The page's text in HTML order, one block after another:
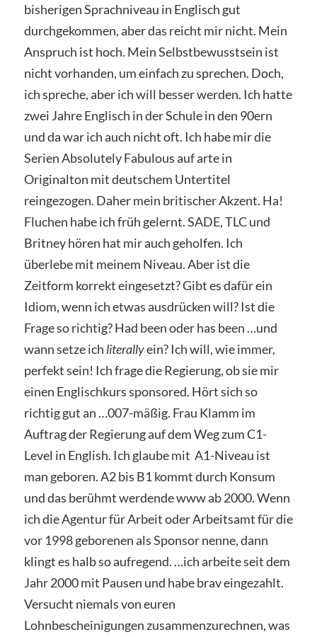
bisherigen Sprachniveau in Englisch gut
durchgekommen, aber das reicht mir nicht. Mein
Anspruch ist hoch. Mein Selbstbewusstsein ist
nicht vorhanden, um einfach zu sprechen. Doch,
ich spreche, aber ich will besser werden. Ich hatte
zwei Jahre Englisch in der Schule in den 90ern
und da war ich auch nicht oft. Ich habe mir die
Serien Absolutely Fabulous auf arte in
Originalton mit deutschem Untertitel
reingezogen. Daher mein britischer Akzent. Ha!
Fluchen habe ich früh gelernt. SADE, TLC und
Britney hören hat mir auch geholfen. Ich
überlebe mit meinem Niveau. Aber ist die
Zeitform korrekt eingesetzt? Gibt es dafür ein
Idiom, wenn ich etwas ausdrücken will? Ist die
Frage so richtig? Had been oder has been …und
wann setze ich literallyein? Ich will, wie immer,
perfekt sein! Ich frage die Regierung, ob sie mir
einen Englischkurs sponsored. Hört sich so
richtig gut an …007-mäßig. Frau Klamm im
Auftrag der Regierung auf dem Weg zum C1-
Level in English. Ich glaube mit A1-Niveau ist
man geboren. A2 bis B1 kommt durch Konsum
und das berühmt werdende www ab 2000. Wenn
ich die Agentur für Arbeit oder Arbeitsamt für die
vor 1998 geborenen als Sponsor nenne, dann
klingt es halb so aufregend. …ich arbeite seit dem
Jahr 2000 mit Pausen und habe brav eingezahlt.
Versucht niemals von euren
Lohnbescheinigungen zusammenzurechnen, was